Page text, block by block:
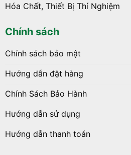
Hóa Chất, Thiết Bị Thí Nghiệm
Chính sách
Chính sách bảo mật
Hướng dẫn đặt hàng
Chính Sách Bảo Hành
Hướng dẫn sử dụng
Hướng dẫn thanh toán